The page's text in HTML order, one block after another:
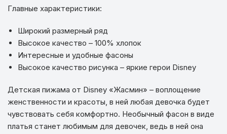
Главные характеристики:
Широкий размерный ряд
Высокое качество – 100% хлопок
Интересные и удобные фасоны
Высокое качество рисунка – яркие герои Disney
Детская пижама от Disney «Жасмин» – воплощение
женственности и красоты, в ней любая девочка будет
чувствовать себя комфортно. Необычный фасон в виде
платья станет любимым для девочек, ведь в ней она